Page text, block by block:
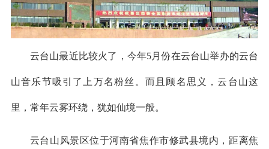
云台山最近比较火了，今年5月份在云台山举办的云台
山音乐节吸引了上万名粉丝。而且顾名思义，云台山这
里，常年云雾环绕，犹如仙境一般。
云台山风景区位于河南省焦作市修武县境内，距离焦